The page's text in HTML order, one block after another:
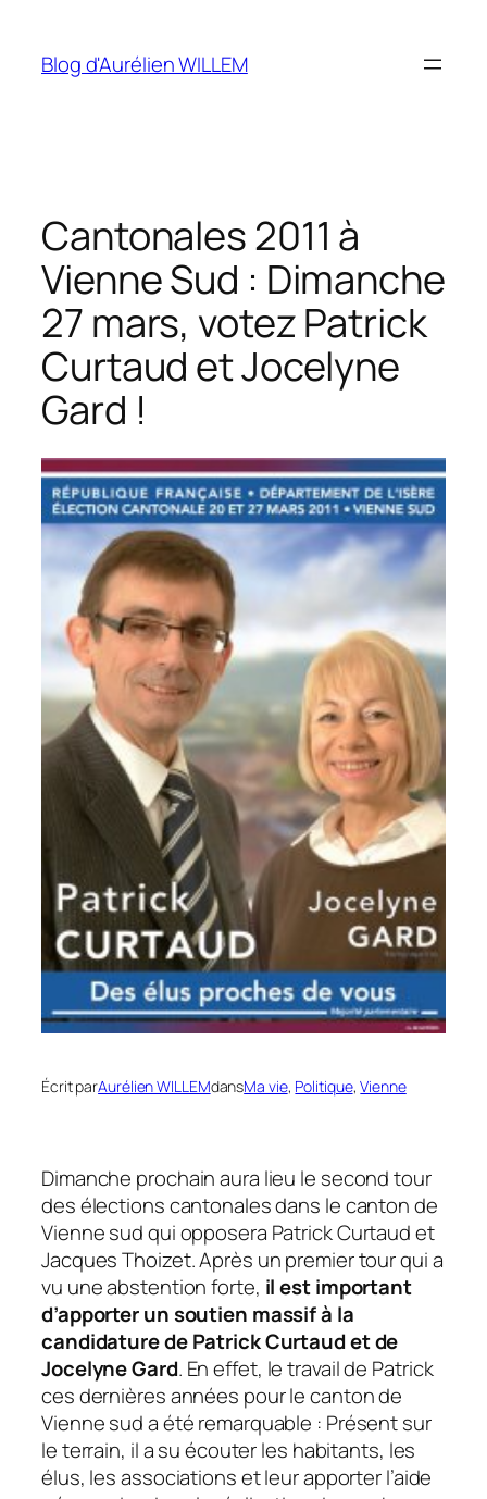
contenu
Blog d'Aurélien WILLEM
Cantonales 2011 à
Vienne Sud : Dimanche
27 mars, votez Patrick
Curtaud et Jocelyne
Gard !
Écrit parAurélien WILLEMdansMa vie, Politique, Vienne
Dimanche prochain aura lieu le second tour
des élections cantonales dans le canton de
Vienne sud qui opposera Patrick Curtaud et
Jacques Thoizet. Après un premier tour qui a
vu une abstention forte, il est important
d’apporter un soutien massif à la
candidature de Patrick Curtaud et de
Jocelyne Gard. En effet, le travail de Patrick
ces dernières années pour le canton de
Vienne sud a été remarquable : Présent sur
le terrain, il a su écouter les habitants, les
élus, les associations et leur apporter l’aide